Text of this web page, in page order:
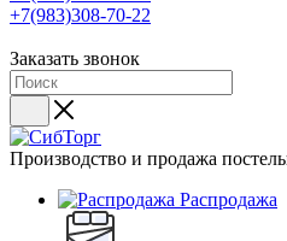
+7(983)308-70-22
Заказать звонок
Производство и продажа
Распродажа